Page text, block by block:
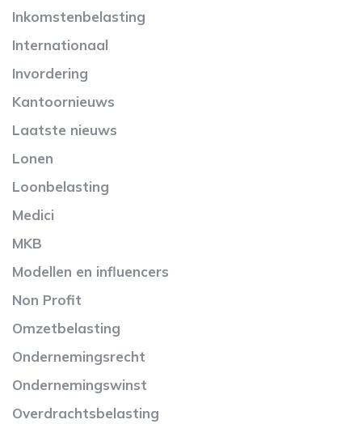
Inkomstenbelasting
Internationaal
Invordering
Kantoornieuws
Laatste nieuws
Lonen
Loonbelasting
Medici
MKB
Modellen en influencers
Non Profit
Omzetbelasting
Ondernemingsrecht
Ondernemingswinst
Overdrachtsbelasting